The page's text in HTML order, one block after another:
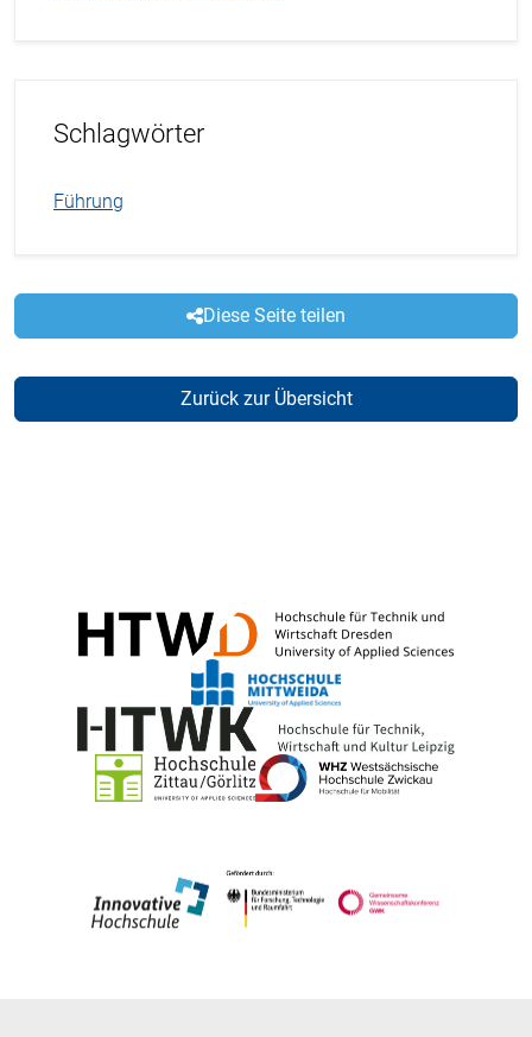
Schlagwörter
Führung
Diese Seite teilen
Zurück zur Übersicht